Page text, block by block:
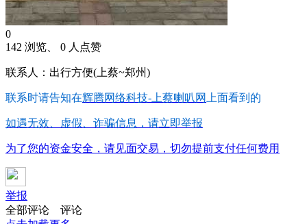
0
142 浏览、 0 人点赞
联系人：出行方便(上蔡~郑州)
联系时请告知在辉腾网络科技-上蔡喇叭网 上面看到的
如遇无效、虚假、诈骗信息，请立即举报
为了您的资金安全，请见面交易，切勿提前支付任何费用
举报
全部评论
评论